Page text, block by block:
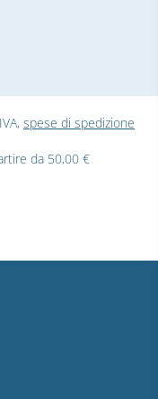
spese di spedizione
da 50,00 €